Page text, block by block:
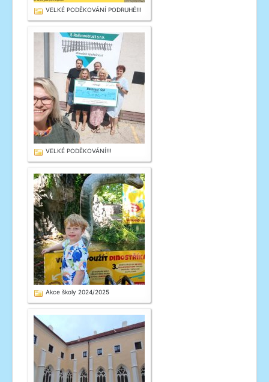
VELKÉ PODĚKOVÁNÍ PODRUHÉ!!!
VELKÉ PODĚKOVÁNÍ!!!
Akce školy 2024/2025